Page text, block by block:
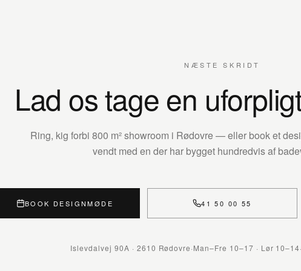
NÆSTE SKRIDT
Lad os tage en
Ring, kig forbi 800 m² showroom i Rødovre — eller book et
vendt med en der har bygget hundredvis af
BOOK DESIGNMØDE 41 50 00 55
Islevdalvej 90A · 2610 Rødovre·Man–Fre 10–17 · Lør 10–14